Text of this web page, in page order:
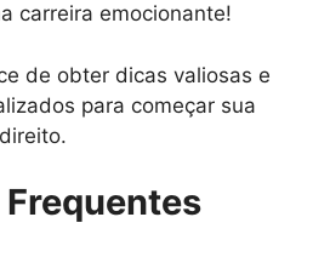
carreira emocionante!
de obter dicas valiosas e
para começar sua